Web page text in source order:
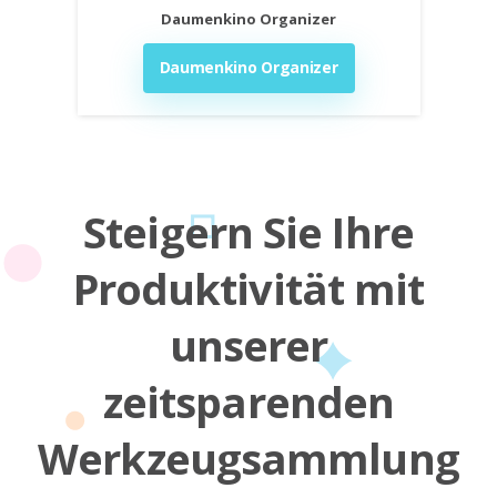
Daumenkino Organizer
Daumenkino Organizer
Steigern Sie Ihre
Produktivität mit
unserer
zeitsparenden
Werkzeugsammlung